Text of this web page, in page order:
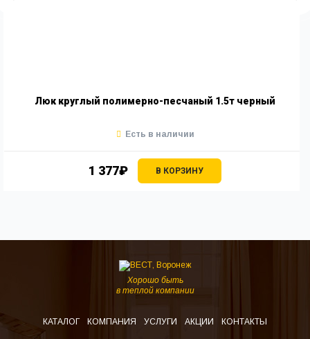
Люк круглый полимерно-песчаный 1.5т черный
1 377₽ В КОРЗИНУ
Есть в наличии
Хорошо быть
в теплой компании
КАТАЛОГ КОМПАНИЯ УСЛУГИ АКЦИИ КОНТАКТЫ